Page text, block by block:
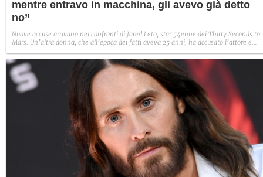
mentre entravo in macchina, gli avevo già detto
no”
Nuove accuse arrivano nei confronti di Jared Leto, star 54enne dei Thirty Seconds to
Mars. Un’altra donna, che all’epoca dei fatti aveva 25 anni, ha accusato l’attore e
tentato di bloccarmi mentre salivo in macchina per andarmene”.